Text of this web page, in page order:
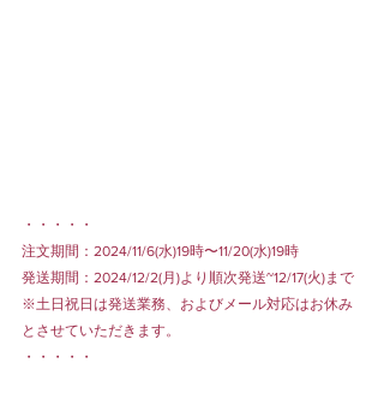
・・・・・
注文期間：2024/11/6(水)19時〜11/20(水)19時
発送期間：2024/12/2(月)より順次発送~12/17(火)まで
※土日祝日は発送業務、およびメール対応はお休み
とさせていただきます。
・・・・・